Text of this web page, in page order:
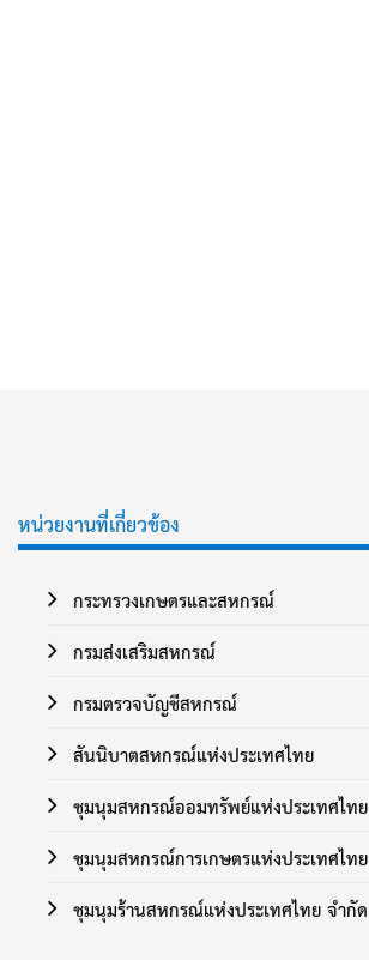
หน่วยงานที่เกี่ยวข้อง
กระทรวงเกษตรและสหกรณ์
กรมส่งเสริมสหกรณ์
กรมตรวจบัญชีสหกรณ์
สันนิบาตสหกรณ์แห่งประเทศไทย
ชุมนุมสหกรณ์ออมทรัพย์แห่งประเทศไทย
ชุมนุมสหกรณ์การเกษตรแห่งประเทศไทย
ชุมนุมร้านสหกรณ์แห่งประเทศไทย จำกัด